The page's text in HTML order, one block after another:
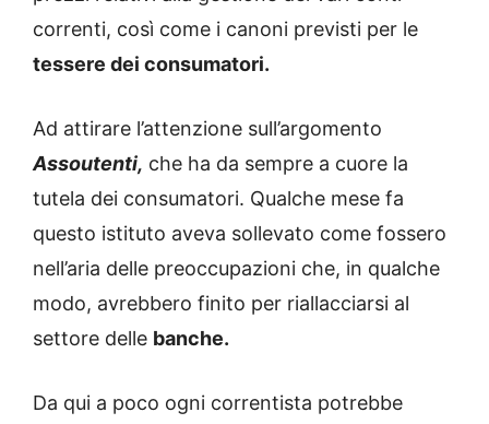
correnti, così come i canoni previsti per le
tessere dei consumatori.
Ad attirare l’attenzione sull’argomento
Assoutenti, che ha da sempre a cuore la
tutela dei consumatori. Qualche mese fa
questo istituto aveva sollevato come fossero
nell’aria delle preoccupazioni che, in qualche
modo, avrebbero finito per riallacciarsi al
settore delle banche.
Da qui a poco ogni correntista potrebbe